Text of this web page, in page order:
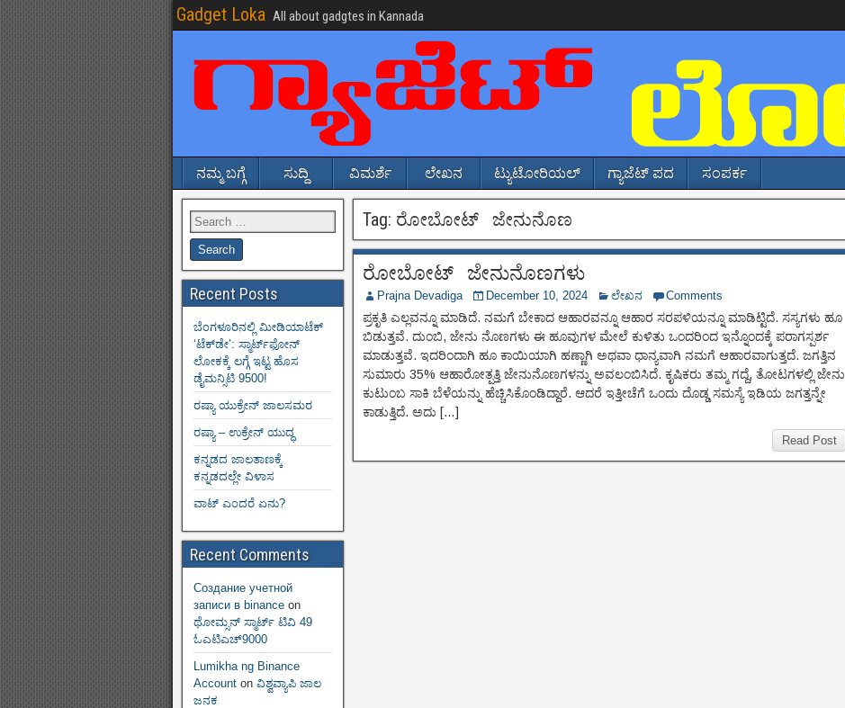
Gadget Loka All about gadgtes in Kannada
ನಮ್ಮ ಬಗ್ಗೆ ಸುದ್ದಿ ವಿಮರ್ಶೆ ಲೇಖನ ಟ್ಯುಟೋರಿಯಲ್ ಗ್ಯಾಜೆಟ್ ಪದ ಸಂಪರ್ಕ
Tag: ರೋಬೋಟ್ ಜೇನುನೊಣ
ರೋಬೋಟ್ ಜೇನುನೊಣಗಳು
Prajna Devadiga December 10, 2024 ಲೇಖನ Comments
ಪ್ರಕೃತಿ ಎಲ್ಲವನ್ನೂ ಮಾಡಿದೆ. ನಮಗೆ ಬೇಕಾದ ಆಹಾರವನ್ನೂ ಆಹಾರ ಸರಪಳಿಯನ್ನೂ ಮಾಡಿಟ್ಟಿದೆ. ಸಸ್ಯಗಳು ಹೂ
ಬಿಡುತ್ತವೆ. ದುಂಬಿ, ಜೇನು ನೊಣಗಳು ಈ ಹೂವುಗಳ ಮೇಲೆ ಕುಳಿತು ಒಂದರಿಂದ ಇನ್ನೊಂದಕ್ಕೆ ಪರಾಗಸ್ಪರ್ಶ
ಮಾಡುತ್ತವೆ. ಇದರಿಂದಾಗಿ ಹೂ ಕಾಯಿಯಾಗಿ ಹಣ್ಣಾಗಿ ಅಥವಾ ಧಾನ್ಯವಾಗಿ ನಮಗೆ ಆಹಾರವಾಗುತ್ತದೆ. ಜಗತ್ತಿನ
ಸುಮಾರು 35% ಆಹಾರೋತ್ಪತ್ತಿ ಜೇನುನೊಣಗಳನ್ನು ಅವಲಂಬಿಸಿದೆ. ಕೃಷಿಕರು ತಮ್ಮ ಗದ್ದೆ, ತೋಟಗಳಲ್ಲಿ ಜೇನು
ಕುಟುಂಬ ಸಾಕಿ ಬೆಳೆಯನ್ನು ಹೆಚ್ಚಿಸಿಕೊಂಡಿದ್ದಾರೆ. ಆದರೆ ಇತ್ತೀಚೆಗೆ ಒಂದು ದೊಡ್ಡ ಸಮಸ್ಯೆ ಇಡಿಯ ಜಗತ್ತನ್ನೇ
ಕಾಡುತ್ತಿದೆ. ಅದು […]
Read Post
Recent Posts
ಬೆಂಗಳೂರಿನಲ್ಲಿ ಮೀಡಿಯಾಟೆಕ್‌
‘ಟೆಕ್‌ಡೇ’: ಸ್ಮಾರ್ಟ್‌ಫೋನ್
ಲೋಕಕ್ಕೆ ಲಗ್ಗೆ ಇಟ್ಟ ಹೊಸ
ಡೈಮನ್ಸಿಟಿ 9500!
ರಷ್ಯಾ ಯುಕ್ರೇನ್ ಜಾಲಸಮರ
ರಷ್ಯಾ – ಉಕ್ರೇನ್ ಯುದ್ಧ
ಕನ್ನಡದ ಜಾಲತಾಣಕ್ಕೆ
ಕನ್ನಡದಲ್ಲೇ ವಿಳಾಸ
ವಾಟ್ ಎಂದರೆ ಏನು?
Recent Comments
Создание учетной
записи в binance on
ಥೋಮ್ಸನ್ ಸ್ಮಾರ್ಟ್‌ ಟಿವಿ 49
ಓಎಟಿಎಚ್9000
Lumikha ng Binance
Account on ವಿಶ್ವವ್ಯಾಪಿ ಜಾಲ
ಜನಕ